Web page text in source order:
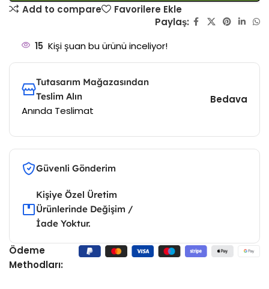
Add to compare
Favorilere Ekle
Paylaş:
15 Kişi şuan bu ürünü inceliyor!
Tutasarım Mağazasından
Teslim Alın
Anında Teslimat
Bedava
Güvenli Gönderim
Kişiye Özel Üretim
Ürünlerinde Değişim /
İade Yoktur.
Ödeme
Methodları: